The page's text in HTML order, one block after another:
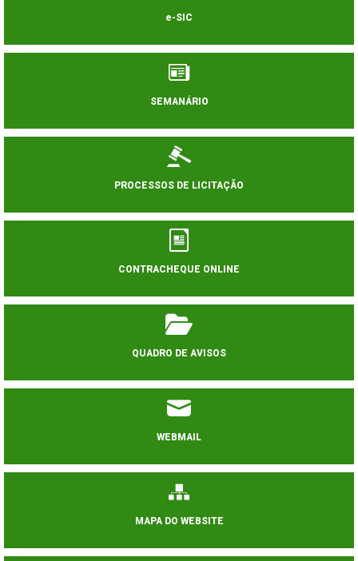
e-SIC
SEMANÁRIO
PROCESSOS DE LICITAÇÃO
CONTRACHEQUE ONLINE
QUADRO DE AVISOS
WEBMAIL
MAPA DO WEBSITE